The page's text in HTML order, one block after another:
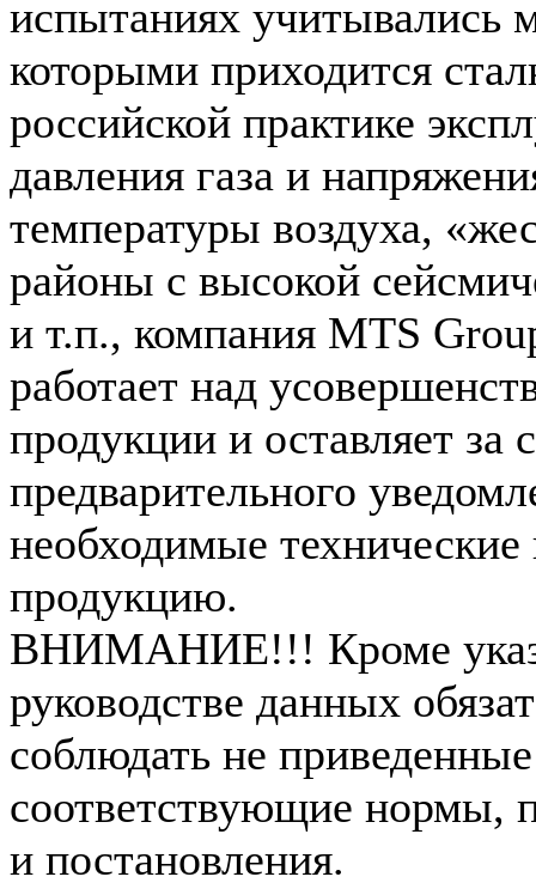
испытаниях учитывались
которыми приходится
российской практике
давления газа и
температуры воздуха,
районы с высокой
и т.п., компания MTS
работает над
продукции и оставляет за
предварительного
необходимые
продукцию.
ВНИМАНИЕ!!! Кроме
руководстве данных
соблюдать не приведенные
соответствующие нормы,
и постановления.